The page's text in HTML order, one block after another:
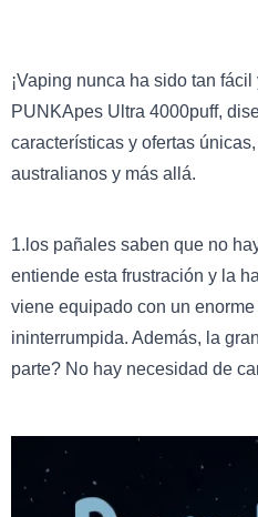
¡Vaping nunca ha sido tan
PUNKApes Ultra 4000puff,
características y ofertas
australianos y más allá.
1.los pañales saben que no
entiende esta frustración y la
viene equipado con un
ininterrumpida. Además, la
parte? No hay necesidad de